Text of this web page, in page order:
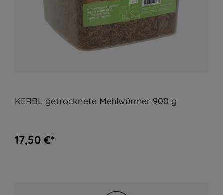
KERBL getrocknete Mehlwürmer 900 g
17,50 €*